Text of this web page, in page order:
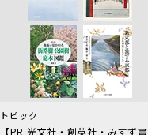
トピック
【PR 光文社・創英社・みすず書